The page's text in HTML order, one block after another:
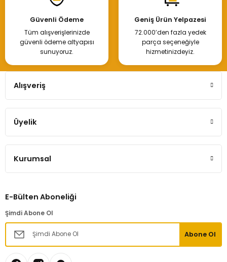
Güvenli Ödeme
Tüm alışverişlerinizde
güvenli ödeme altyapısı
sunuyoruz.
Geniş Ürün Yelpazesi
72.000’den fazla yedek
parça seçeneğiyle
hizmetinizdeyiz.
Alışveriş
Üyelik
Kurumsal
E-Bülten Aboneliği
Şimdi Abone Ol
Abone Ol